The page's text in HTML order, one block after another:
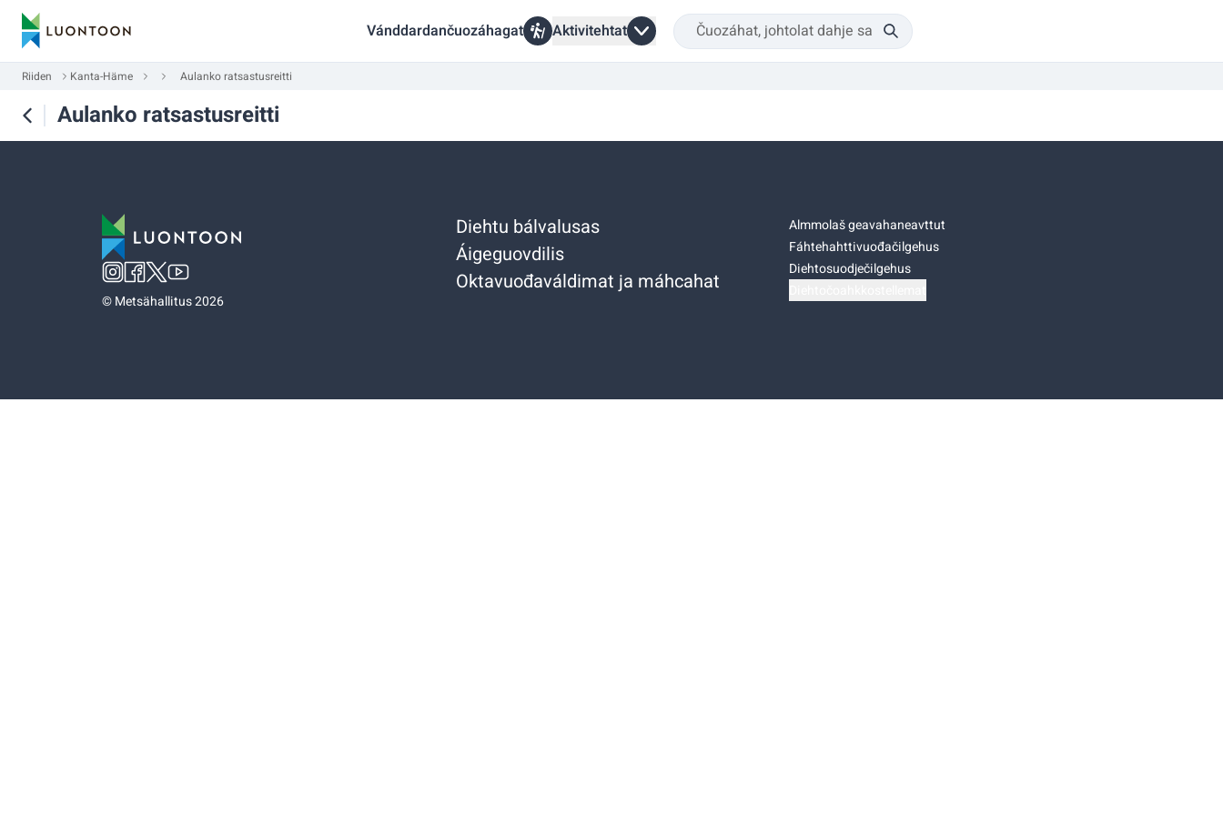
Vánddardančuozáhagat Aktivitehtat
Riiden Kanta-Häme Aulanko ratsastusreitti
Aulanko ratsastusreitti
©Metsähallitus 2026
Diehtu bálvalusas
Áigeguovdilis
Oktavuođaváldimat ja máhcahat
Almmolaš geavahaneavttut
Fáhtehahttivuođačilgehus
Diehtosuodječilgehus